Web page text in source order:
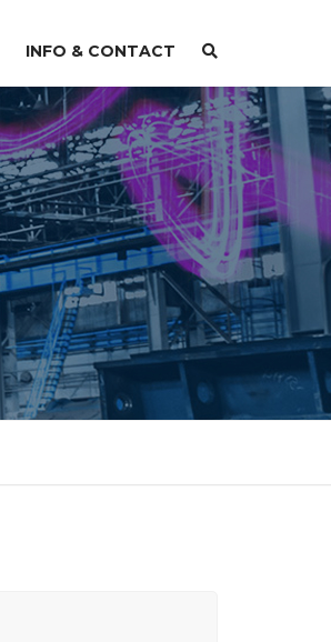
INFO & CONTACT
OVER VUEGEN
CAREER
CONTACT